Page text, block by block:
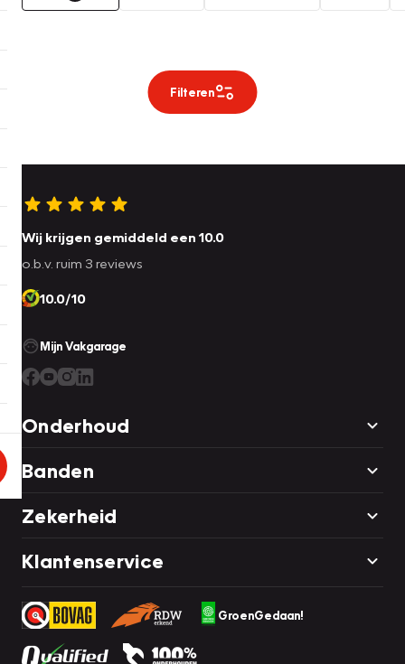
Filteren
Wij krijgen gemiddeld een 10.0
o.b.v. ruim 3 reviews
10.0/10
Mijn Vakgarage
Onderhoud
Banden
Zekerheid
Klantenservice
GroenGedaan!